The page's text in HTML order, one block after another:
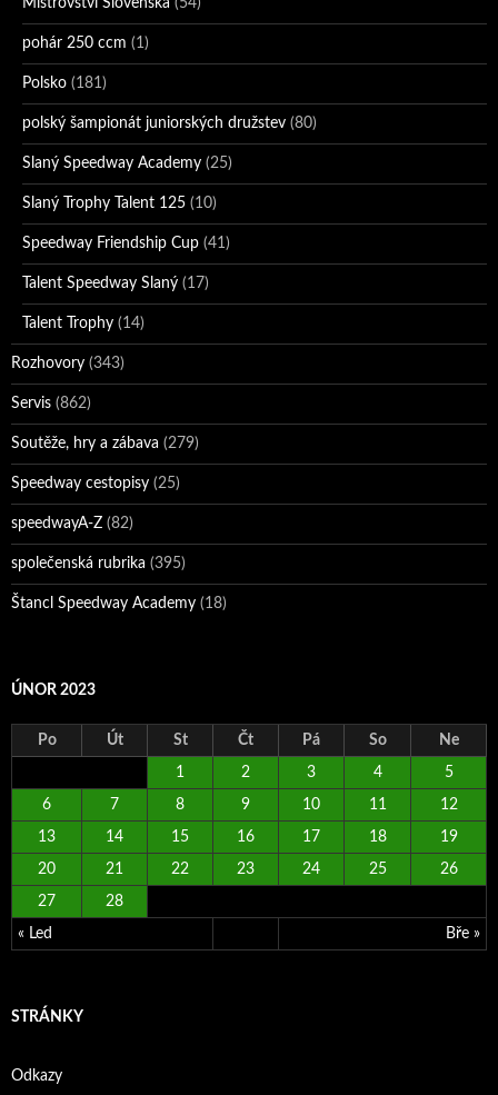
Mistrovství Slovenska (54)
pohár 250 ccm (1)
Polsko (181)
polský šampionát juniorských družstev (80)
Slaný Speedway Academy (25)
Slaný Trophy Talent 125 (10)
Speedway Friendship Cup (41)
Talent Speedway Slaný (17)
Talent Trophy (14)
Rozhovory (343)
Servis (862)
Soutěže, hry a zábava (279)
Speedway cestopisy (25)
speedwayA-Z (82)
společenská rubrika (395)
Štancl Speedway Academy (18)
ÚNOR 2023
Po Út St Čt Pá So Ne
« Led Bře »
1 2 3 4 5
6 7 8 9 10 11 12
13 14 15 16 17 18 19
20 21 22 23 24 25 26
27 28
STRÁNKY
Odkazy